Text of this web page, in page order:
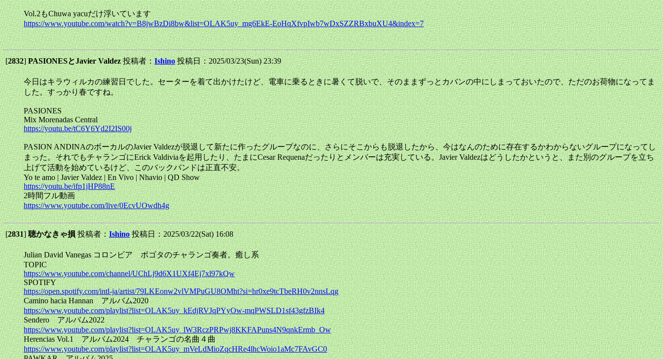
Vol.2もChuwa yacuだけ浮いています
https://www.youtube.com/watch?v=B8jwBzDi8bw&list=OLAK5uy_mg6EkE-EoHqXfvpIwb7wDxSZZRBxbuXU4&index=7
[2832]PASIONESとJavier Valdez投稿者：Ishino 投稿日：2025/03/23(Sun) 23:39
今日はキラウィルカの練習日でした。セーターを着て出かけたけど、電車に乗るときに暑くて脱いで、そのままずっとカバンの中にしまっておいたので、ただのお荷物になってま
した。すっかり春ですね。
PASIONES
Mix Morenadas Central
https://youtu.be/tC6Y6Yd2I2IS00j
PASION ANDINAのボーカルのJavier Valdezが脱退して新たに作ったグループなのに、さらにそこからも脱退したから、今はなんのために存在するかわからないグループになってし
まった。それでもチャランゴにErick Valdiviaを起用したり、たまにCesar Requenaだったりとメンバーは充実している。Javier Valdezはどうしたかというと、また別のグループを立ち
上げて活動を始めているけど、このバックバンドは正直不安。
Yo te amo | Javier Valdez | En Vivo | Nhavio | QD Show
https://youtu.be/ifp1jHP88nE
2時間フル動画
https://www.youtube.com/live/0EcvUOwdh4g
[2831]聴かなきゃ損投稿者：Ishino 投稿日：2025/03/22(Sat) 16:08
Julian David Vanegas コロンビア ボゴタのチャランゴ奏者。癒し系
TOPIC
https://www.youtube.com/channel/UChLj9d6X1UXf4Ej7xl97kQw
SPOTIFY
https://open.spotify.com/intl-ja/artist/79LKEonw2vlVMPuGU8OMht?si=hr0xe9tcTbeRH0v2nnsLqg
Camino hacia Hannan アルバム2020
https://www.youtube.com/playlist?list=OLAK5uy_kEdjRVJqPYyOw-mqPWSLD1sf43gfzBIk4
Sendero アルバム2022
https://www.youtube.com/playlist?list=OLAK5uy_lW3RczPRPwj8KKFAPuns4N9qnkErmb_Ow
Herencias Vol.1 アルバム2024 チャランゴの名曲４曲
https://www.youtube.com/playlist?list=OLAK5uy_mVeLdMioZqcHRe4lhcWoio1aMc7FAvGC0